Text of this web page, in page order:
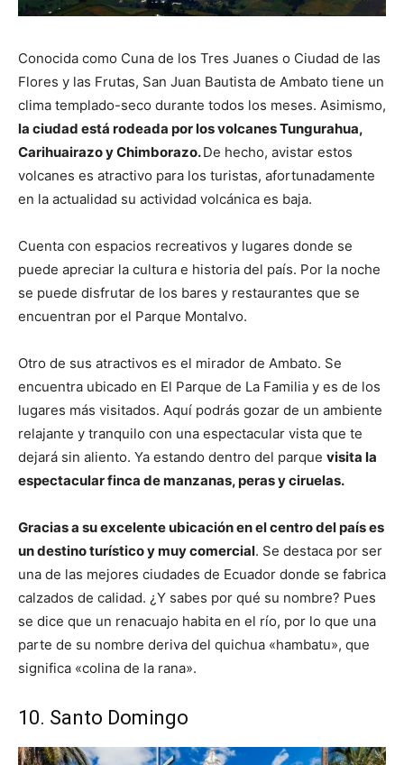
Conocida como Cuna de los Tres Juanes o Ciudad de las
Flores y las Frutas, San Juan Bautista de Ambato tiene un
clima templado-seco durante todos los meses. Asimismo,
la ciudad está rodeada por los volcanes Tungurahua,
Carihuairazo y Chimborazo.De hecho, avistar estos
volcanes es atractivo para los turistas, afortunadamente
en la actualidad su actividad volcánica es baja.
Cuenta con espacios recreativos y lugares donde se
puede apreciar la cultura e historia del país. Por la noche
se puede disfrutar de los bares y restaurantes que se
encuentran por el Parque Montalvo.
Otro de sus atractivos es el mirador de Ambato. Se
encuentra ubicado en El Parque de La Familia y es de los
lugares más visitados. Aquí podrás gozar de un ambiente
relajante y tranquilo con una espectacular vista que te
dejará sin aliento. Ya estando dentro del parque visita la
espectacular finca de manzanas, peras y ciruelas.
Gracias a su excelente ubicación en el centro del país es
un destino turístico y muy comercial. Se destaca por ser
una de las mejores ciudades de Ecuador donde se fabrica
calzados de calidad. ¿Y sabes por qué su nombre? Pues
se dice que un renacuajo habita en el río, por lo que una
parte de su nombre deriva del quichua «hambatu», que
significa «colina de la rana».
10. Santo Domingo